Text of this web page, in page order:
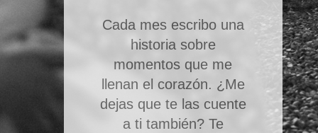
Cada mes escribo una
historia sobre
momentos que me
llenan el corazón. ¿Me
dejas que te las cuente
a ti también? Te